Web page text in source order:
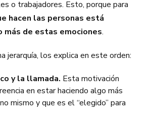
o trabajadores. Esto, porque para
hacen las personas está
más de estas emociones.
jerarquía, los explica en este orden:
y la llamada. Esta motivación
en estar haciendo algo más
mismo y que es el “elegido” para